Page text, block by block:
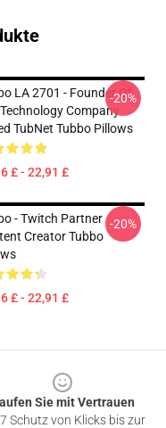
LA 2701 - Founder Of
Company
TubNet Tubbo Pillows
£ - 22,91 £
-20%
- Twitch Partner
Creator Tubbo
£ - 22,91 £
-20%
Sie mit Vertrauen
Schutz von Klicks bis zur